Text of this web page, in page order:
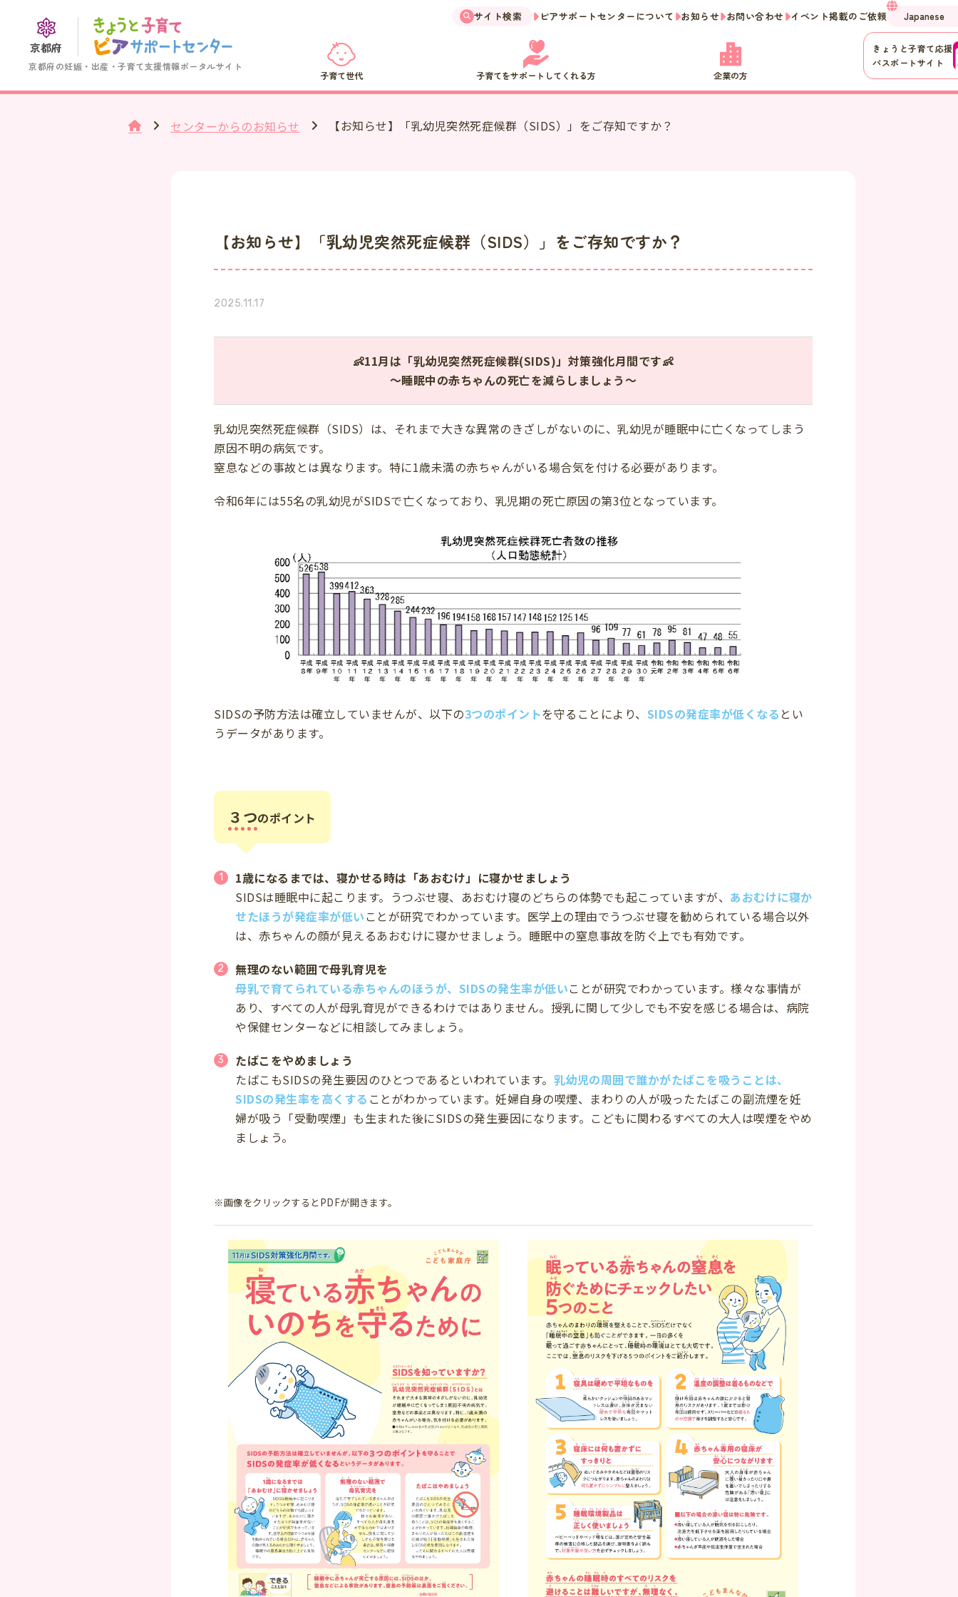
京都府の妊娠・出産・子育て支援情報ポータルサイト
京都府
子育て世代 子育てをサポートしてくれる方 企業の方
サイト検索 ピアサポートセンターについて お知らせ お問い合わせ イベント掲載のご依頼
きょうと子育て応援
パスポートサイト
センターからのお知らせ 【お知らせ】「乳幼児突然死症候群（SIDS）」をご存知ですか？
【お知らせ】「乳幼児突然死症候群（SIDS）」をご存知ですか？
2025.11.17
👶11月は「乳幼児突然死症候群(SIDS)」対策強化月間です👶
～睡眠中の赤ちゃんの死亡を減らしましょう～
乳幼児突然死症候群（SIDS）は、それまで大きな異常のきざしがないのに、乳幼児が睡眠中に亡くなってしまう
原因不明の病気です。
窒息などの事故とは異なります。特に1歳未満の赤ちゃんがいる場合気を付ける必要があります。
令和6年には55名の乳幼児がSIDSで亡くなっており、乳児期の死亡原因の第3位となっています。
SIDSの予防方法は確立していませんが、以下の3つのポイントを守ることにより、 SIDSの発症率が低くなる とい
うデータがあります。
３つのポイント
1歳になるまでは、寝かせる時は「あおむけ」に寝かせましょう
SIDSは睡眠中に起こります。うつぶせ寝、あおむけ寝のどちらの体勢でも起こっていますが、 あおむけに寝か
せたほうが発症率が低い ことが研究でわかっています。医学上の理由でうつぶせ寝を勧められている場合以外
は、赤ちゃんの顔が見えるあおむけに寝かせましょう。睡眠中の窒息事故を防ぐ上でも有効です。
無理のない範囲で母乳育児を
母乳で育てられている赤ちゃんのほうが、SIDSの発生率が低いことが研究でわかっています。様々な事情が
あり、すべての人が母乳育児ができるわけではありません。授乳に関して少しでも不安を感じる場合は、病院
や保健センターなどに相談してみましょう。
たばこをやめましょう
たばこもSIDSの発生要因のひとつであるといわれています。 乳幼児の周囲で誰かがたばこを吸うことは、
SIDSの発生率を高くする ことがわかっています。妊婦自身の喫煙、まわりの人が吸ったたばこの副流煙を妊
婦が吸う「受動喫煙」も生まれた後にSIDSの発生要因になります。こどもに関わるすべての大人は喫煙をやめ
ましょう。
※画像をクリックするとPDFが開きます。